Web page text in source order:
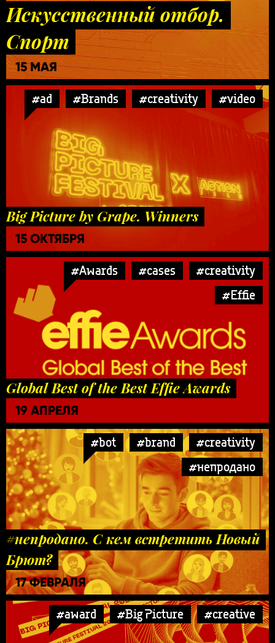
Искусственный отбор.
Спорт
15 МАЯ
#ad #Brands #creativity #video
Big Picture by Grape. Winners
15 ОКТЯБРЯ
#Awards #cases
#creativity
#Effie
Global Best of the Best Effie Awards
19 АПРЕЛЯ
#bot #brand
#creativity
#непродано
#непродано. С кем встретить Новый
Брют?
17 ФЕВРАЛЯ
#award #Big Picture #creative